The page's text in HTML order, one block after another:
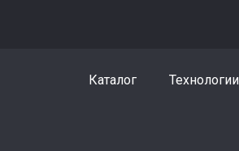
Каталог Технологии